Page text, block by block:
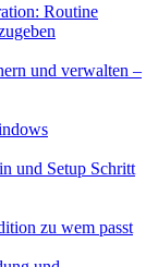
Routine
und verwalten –
und Setup Schritt
zu wem passt